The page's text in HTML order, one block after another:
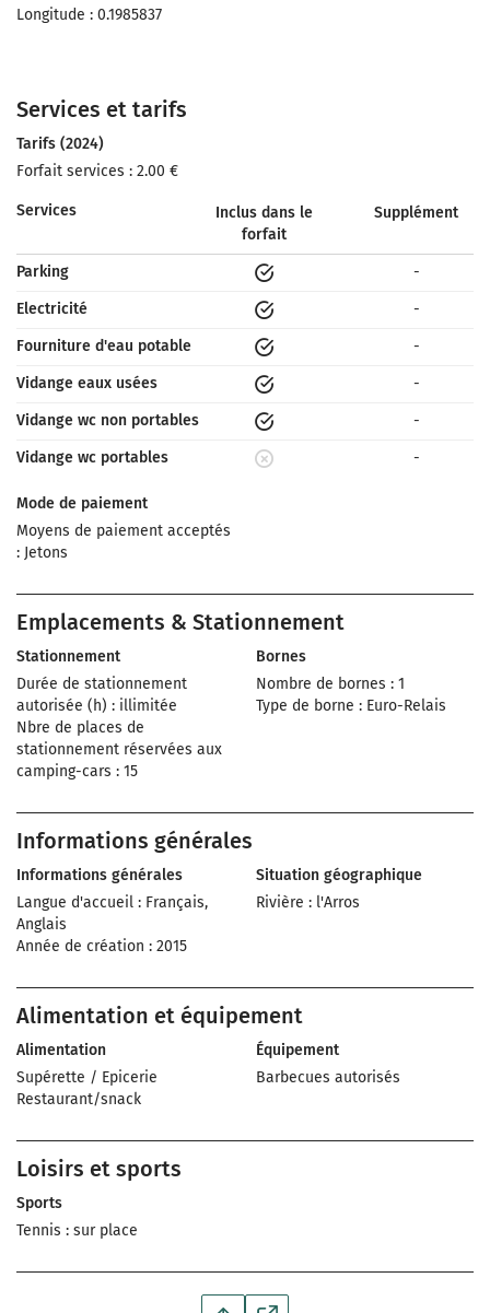
Longitude : 0.1985837
Services et tarifs
Tarifs (2024)
Forfait services : 2.00 €
Services
Inclus dans le
forfait
Supplément
Parking
-
Electricité
-
Fourniture d'eau potable
-
Vidange eaux usées
-
Vidange wc non portables
-
Vidange wc portables
-
Mode de paiement
Moyens de paiement acceptés
: Jetons
Emplacements & Stationnement
Stationnement
Durée de stationnement
autorisée (h) : illimitée
Nbre de places de
stationnement réservées aux
camping-cars : 15
Bornes
Nombre de bornes : 1
Type de borne : Euro-Relais
Informations générales
Informations générales
Langue d'accueil : Français,
Anglais
Année de création : 2015
Situation géographique
Rivière : l'Arros
Alimentation et équipement
Alimentation
Supérette / Epicerie
Restaurant/snack
Équipement
Barbecues autorisés
Loisirs et sports
Sports
Tennis : sur place